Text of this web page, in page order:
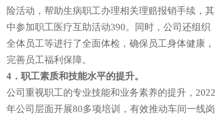
险活动，帮助生病职工办理相关理赔报销手续，其
中参加职工 医疗互助活动390。同时，公司还组织
全体员工等进行了全面体检，确保员工身体健康，
完善员工福利保障。
4 ．职工素质和技能水平的提升。
公司重视职工的专业技能和业务素养的提升， 2022
年公司层面开展80多项培训，有效推动车间一线岗